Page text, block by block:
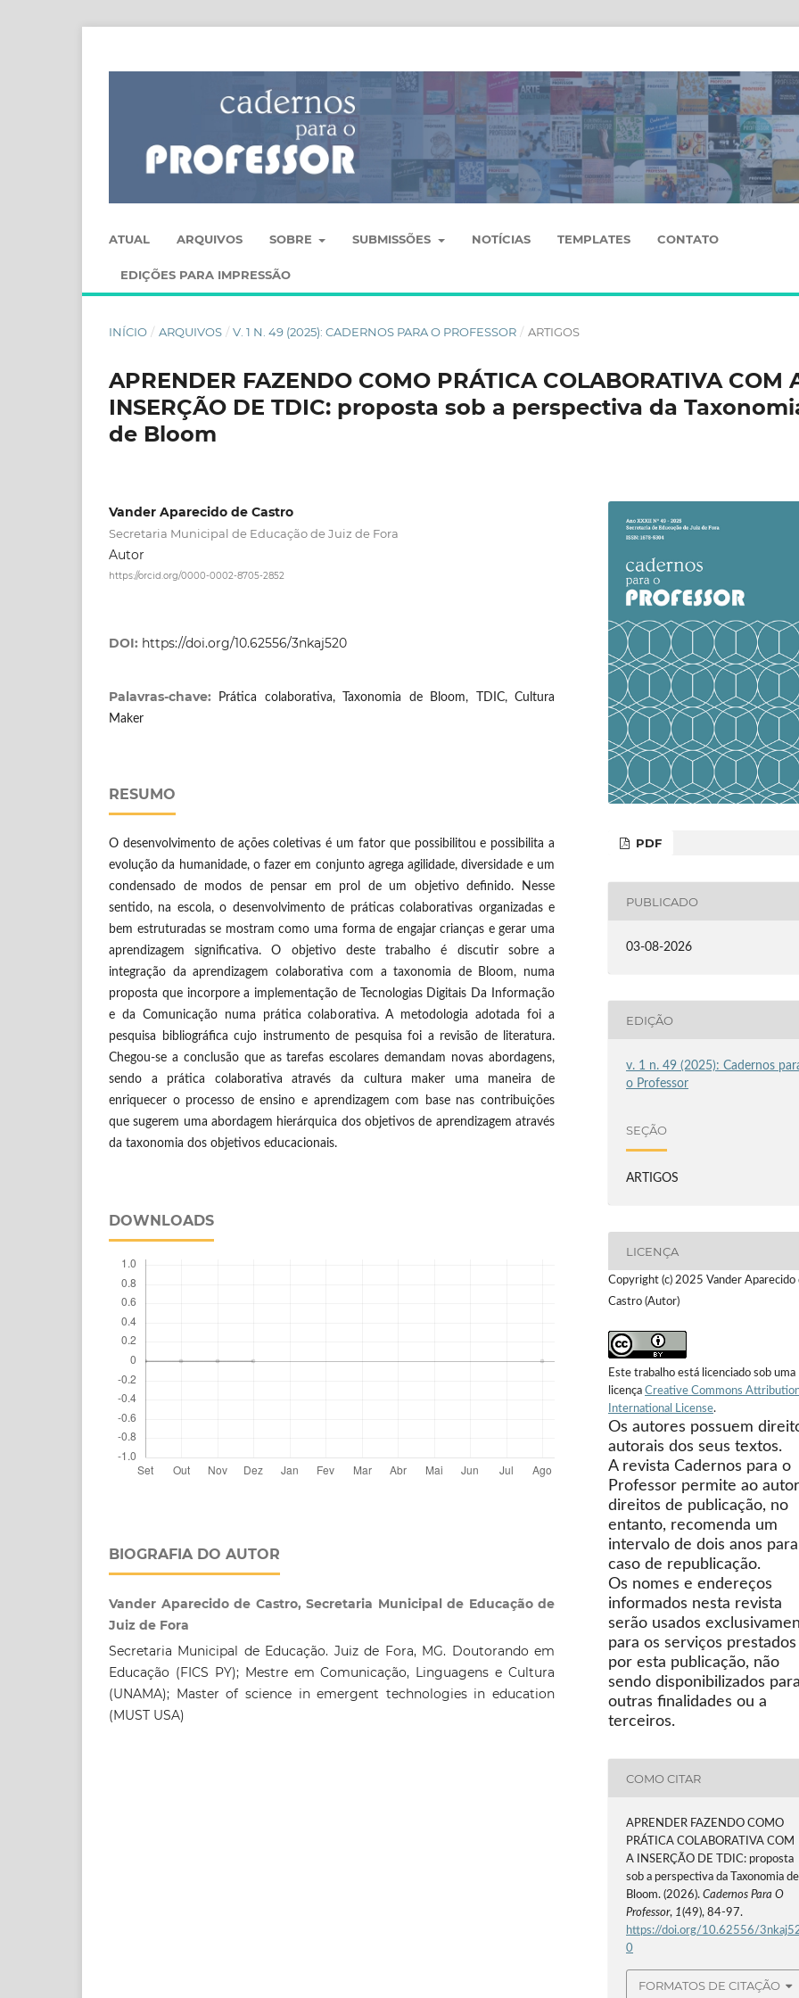
ATUAL ARQUIVOS SOBRE SUBMISSÕES NOTÍCIAS TEMPLATES CONTATO
EDIÇÕES PARA IMPRESSÃO
INÍCIO / ARQUIVOS / V. 1 N. 49 (2025): CADERNOS PARA O PROFESSOR / ARTIGOS
APRENDER FAZENDO COMO PRÁTICA COLABORATIVA COM
INSERÇÃO DE TDIC: proposta sob a perspectiva da
de Bloom
Vander Aparecido de Castro
Secretaria Municipal de Educação de Juiz de Fora
Autor
https://orcid.org/0000-0002-8705-2852
DOI: https://doi.org/10.62556/3nkaj520
Palavras-chave:
Prática colaborativa, Taxonomia de Bloom, TDIC, Cultura
Maker
RESUMO
O desenvolvimento de ações coletivas é um fator que possibilitou e possibilita a
evolução da humanidade, o fazer em conjunto agrega agilidade, diversidade e um
condensado de modos de pensar em prol de um objetivo definido. Nesse
sentido, na escola, o desenvolvimento de práticas colaborativas organizadas e
bem estruturadas se mostram como uma forma de engajar crianças e gerar uma
aprendizagem significativa. O objetivo deste trabalho é discutir sobre a
integração da aprendizagem colaborativa com a taxonomia de Bloom, numa
proposta que incorpore a implementação de Tecnologias Digitais Da Informação
e da Comunicação numa prática colaborativa. A metodologia adotada foi a
pesquisa bibliográfica cujo instrumento de pesquisa foi a revisão de literatura.
Chegou-se a conclusão que as tarefas escolares demandam novas abordagens,
sendo a prática colaborativa através da cultura maker uma maneira de
enriquecer o processo de ensino e aprendizagem com base nas contribuições
que sugerem uma abordagem hierárquica dos objetivos de aprendizagem através
da taxonomia dos objetivos educacionais.
DOWNLOADS
BIOGRAFIA DO AUTOR
Vander Aparecido de Castro, Secretaria Municipal de Educação de
Juiz de Fora
Secretaria Municipal de Educação. Juiz de Fora, MG. Doutorando em
Educação (FICS PY); Mestre em Comunicação, Linguagens e Cultura
(UNAMA); Master of science in emergent technologies in education
(MUST USA)
PDF
PUBLICADO
03-08-2026
EDIÇÃO
v. 1 n. 49 (2025): Cadernos
o Professor
SEÇÃO
ARTIGOS
LICENÇA
Copyright (c) 2025 Vander Aparecido
Castro (Autor)
Este trabalho está licenciado sob uma
licença Creative Commons
International License.
Os autores possuem
autorais dos seus textos.
A revista Cadernos para o
Professor permite ao
direitos de publicação, no
entanto, recomenda um
intervalo de dois anos
caso de republicação.
Os nomes e endereços
informados nesta revista
serão usados
para os serviços prestados
por esta publicação, não
sendo disponibilizados para
outras finalidades ou a
terceiros.
COMO CITAR
APRENDER FAZENDO COMO
PRÁTICA COLABORATIVA COM
A INSERÇÃO DE TDIC: proposta
sob a perspectiva da Taxonomia de
Bloom. (2026).Cadernos Para O
Professor, 1(49), 84-97.
https://doi.org/10.62556/
0
FORMATOS DE CITAÇÃO